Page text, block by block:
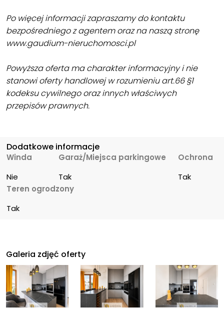
Po więcej informacji zapraszamy do kontaktu
bezpośredniego z agentem oraz na naszą stronę
www.gaudium-nieruchomosci.pl
Powyższa oferta ma charakter informacyjny i nie
stanowi oferty handlowej w rozumieniu art.66 §1
kodeksu cywilnego oraz innych właściwych
przepisów prawnych.
Dodatkowe informacje
Winda
Nie
Garaż/Miejsca parkingowe
Tak
Ochrona
Tak
Teren ogrodzony
Tak
Galeria zdjęć oferty